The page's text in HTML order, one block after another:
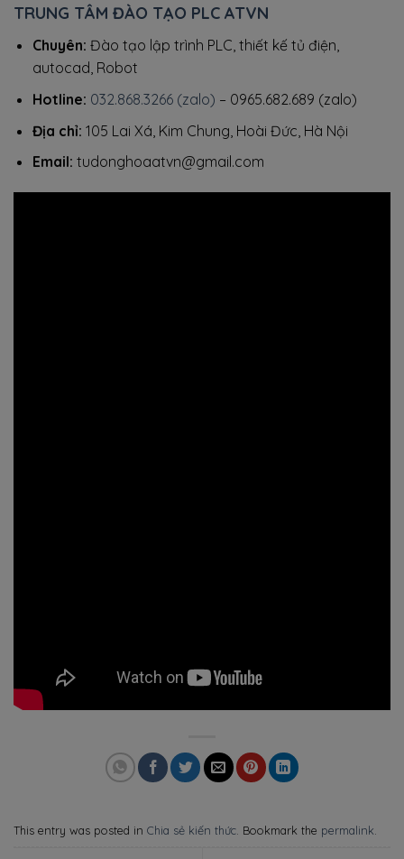
TRUNG TÂM ĐÀO TẠO PLC ATVN
Chuyên: Đào tạo lập trình PLC, thiết kế tủ điện,
autocad, Robot
Hotline: 032.868.3266 (zalo) – 0965.682.689 (zalo)
Địa chỉ: 105 Lai Xá, Kim Chung, Hoài Đức, Hà Nội
Email: tudonghoaatvn@gmail.com
This entry was posted in Chia sẻ kiến thức. Bookmark the permalink.